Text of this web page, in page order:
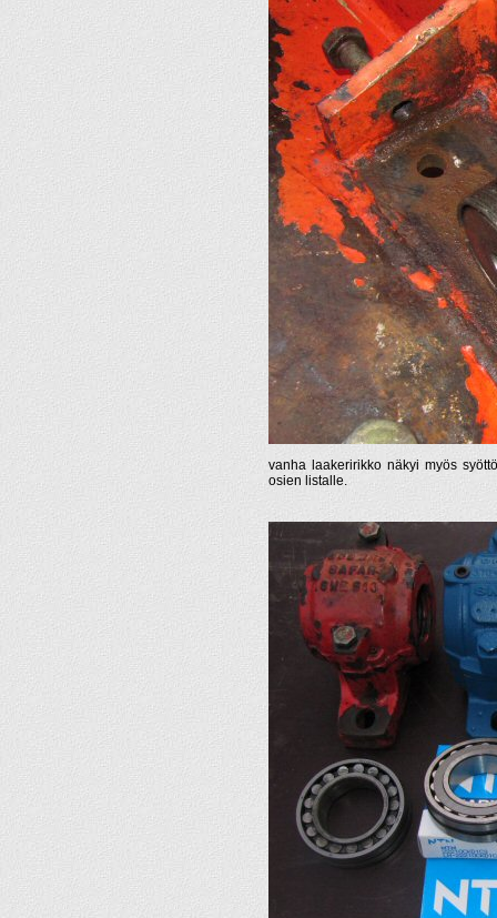
vanha laakeririkko näkyi myös
osien listalle.